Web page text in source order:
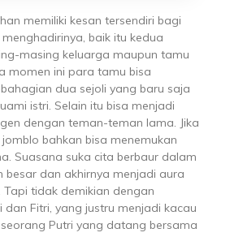
memiliki kesan tersendiri bagi
baik itu kedua
masing keluarga maupun tamu
momen ini para tamu bisa
dua sejoli yang baru saja
istri. Selain itu bisa menjadi
dengan teman-teman lama. Jika
bahkan bisa menemukan
Suasana suka cita berbaur dalam
besar dan akhirnya menjadi aura
Tapi tidak demikian dengan
dan Fitri, yang justru menjadi kacau
Putri yang datang bersama